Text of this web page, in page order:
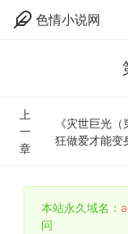
色情小说网
上
一
章
《灾世巨光
狂做爱才能变
本站永久域名：
问